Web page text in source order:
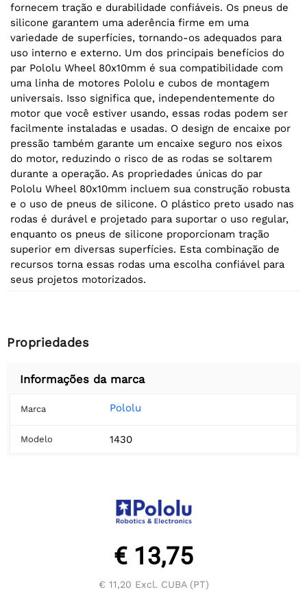
fornecem tração e durabilidade confiáveis. Os pneus de
silicone garantem uma aderência firme em uma
variedade de superfícies, tornando-os adequados para
uso interno e externo. Um dos principais benefícios do
par Pololu Wheel 80x10mm é sua compatibilidade com
uma linha de motores Pololu e cubos de montagem
universais. Isso significa que, independentemente do
motor que você estiver usando, essas rodas podem ser
facilmente instaladas e usadas. O design de encaixe por
pressão também garante um encaixe seguro nos eixos
do motor, reduzindo o risco de as rodas se soltarem
durante a operação. As propriedades únicas do par
Pololu Wheel 80x10mm incluem sua construção robusta
e o uso de pneus de silicone. O plástico preto usado nas
rodas é durável e projetado para suportar o uso regular,
enquanto os pneus de silicone proporcionam tração
superior em diversas superfícies. Esta combinação de
recursos torna essas rodas uma escolha confiável para
seus projetos motorizados.
Propriedades
Informações da marca
Marca Pololu
Modelo 1430
€ 13,75
€ 11,20 Excl. CUBA (PT)